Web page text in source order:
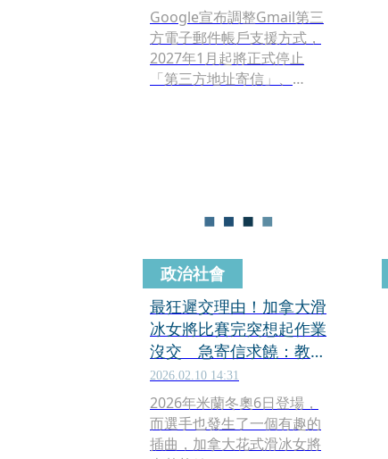
Google宣布調整Gmail第三
方電子郵件帳戶支援方式，
2027年1月起將正式停止
「第三方地址寄信」、
Gmail本身仍會持續提供服
政治社會
最狂遲交理由！加拿大滑
冰女將比賽完突想起作業
沒交 急寄信求饒：教
授…我在參加冬奧
2026.02.10 14:31
2026年米蘭冬奧6日登場，
而選手也發生了一個有趣的
插曲，加拿大花式滑冰女將